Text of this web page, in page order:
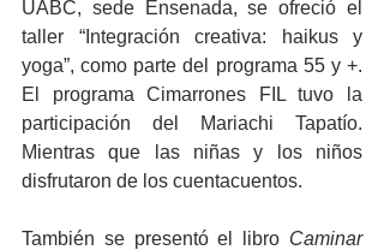
UABC, sede Ensenada, se ofreció el
taller “Integración creativa: haikus y
yoga”, como parte del programa 55 y +.
El programa Cimarrones FIL tuvo la
participación del Mariachi Tapatío.
Mientras que las niñas y los niños
disfrutaron de los cuentacuentos.
También se presentó el libro Caminar